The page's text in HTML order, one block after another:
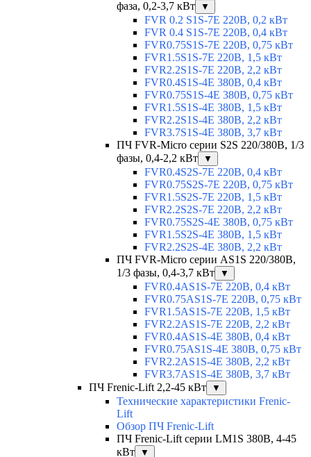
фаза, 0,2-3,7 кВт
▼
FVR 0.2 S1S-7E 220В, 0,2 кВт
FVR 0.4 S1S-7E 220В, 0,4 кВт
FVR0.75S1S-7E 220В, 0,75 кВт
FVR1.5S1S-7E 220В, 1,5 кВт
FVR2.2S1S-7E 220В, 2,2 кВт
FVR0.4S1S-4E 380В, 0,4 кВт
FVR0.75S1S-4E 380В, 0,75 кВт
FVR1.5S1S-4E 380В, 1,5 кВт
FVR2.2S1S-4E 380В, 2,2 кВт
FVR3.7S1S-4E 380В, 3,7 кВт
ПЧ FVR-Micro серии S2S 220/380В, 1/3
фазы, 0,4-2,2 кВт
▼
FVR0.4S2S-7E 220В, 0,4 кВт
FVR0.75S2S-7E 220В, 0,75 кВт
FVR1.5S2S-7E 220В, 1,5 кВт
FVR2.2S2S-7E 220В, 2,2 кВт
FVR0.75S2S-4E 380В, 0,75 кВт
FVR1.5S2S-4E 380В, 1,5 кВт
FVR2.2S2S-4E 380В, 2,2 кВт
ПЧ FVR-Micro серии AS1S 220/380В,
1/3 фазы, 0,4-3,7 кВт
▼
FVR0.4AS1S-7E 220В, 0,4 кВт
FVR0.75AS1S-7E 220В, 0,75 кВт
FVR1.5AS1S-7E 220В, 1,5 кВт
FVR2.2AS1S-7E 220В, 2,2 кВт
FVR0.4AS1S-4E 380В, 0,4 кВт
FVR0.75AS1S-4E 380В, 0,75 кВт
FVR2.2AS1S-4E 380В, 2,2 кВт
FVR3.7AS1S-4E 380В, 3,7 кВт
ПЧ Frenic-Lift 2,2-45 кВт
▼
Технические характеристики Frenic-
Lift
Обзор ПЧ Frenic-Lift
ПЧ Frenic-Lift серии LM1S 380В, 4-45
кВт
▼